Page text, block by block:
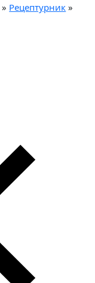
» Рецептурник »